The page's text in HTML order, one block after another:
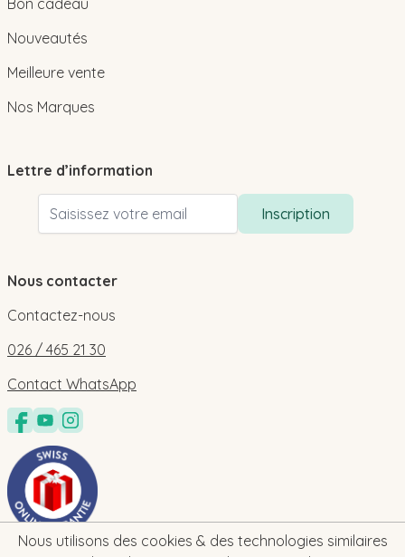
Nous utilisons des cookies & des technologies similaires
Nouveautés
Meilleure vente
Nos Marques
Lettre d’information
Adresse email
Inscription
Nous contacter
Contactez-nous
026 / 465 21 30
Contact WhatsApp